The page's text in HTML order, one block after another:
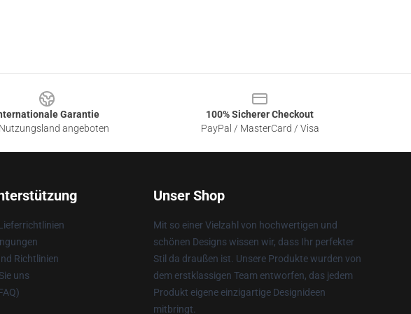
Garantie
angeboten
100% Sicherer Checkout
PayPal / MasterCard / Visa
Richtlinien
uns
Unser Shop
Mit so einer Vielzahl von hochwertigen und
schönen Designs wissen wir, dass Ihr perfekter
Stil da draußen ist. Unsere Produkte wurden von
dem erstklassigen Team entworfen, das jedem
Produkt eigene einzigartige Designideen
mitbringt.